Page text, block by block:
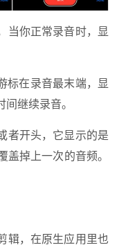
当你正常录音时，显
标在录音最末端，显
继续录音。
者开头，它显示的是
盖掉上一次的音频。
辑，在原生应用里也